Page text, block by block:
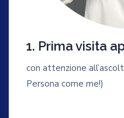
1. Prima visita
con attenzione
Persona come me!)